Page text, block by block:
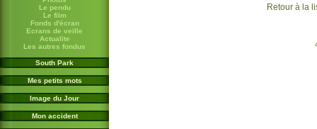
Le pendu
Le film
Fonds d'écran
Ecrans de veille
Actualite
Les autres fondus
South Park
Mes petits mots
Image du Jour
Mon accident
Retour à la